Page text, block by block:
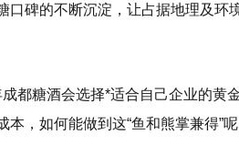
碑的不断沉淀，让占据地理及环
都糖酒会选择*适合自己企业的黄
，如何能做到这“鱼和熊掌兼得”呢